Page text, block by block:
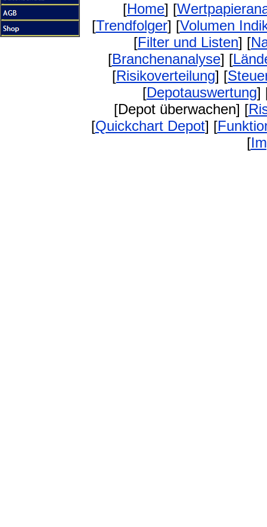
[Home] [
[Trendfolger] [Volumen
[Filter und Listen] [
[Branchenanalyse] [
[Risikoverteilung] [
[Depotauswertung]
[Depot überwachen] [
[Quickchart Depot] [
[